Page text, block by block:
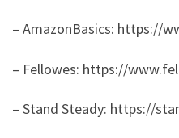
– AmazonBasics: https://
– Fellowes: https://
– Stand Steady: https://